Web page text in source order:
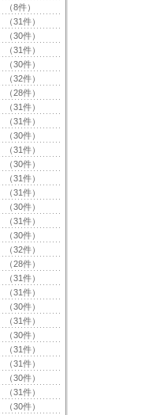
（8件）
（31件）
（30件）
（31件）
（30件）
（32件）
（28件）
（31件）
（31件）
（30件）
（31件）
（30件）
（31件）
（31件）
（30件）
（31件）
（30件）
（32件）
（28件）
（31件）
（31件）
（30件）
（31件）
（30件）
（31件）
（31件）
（30件）
（31件）
（30件）